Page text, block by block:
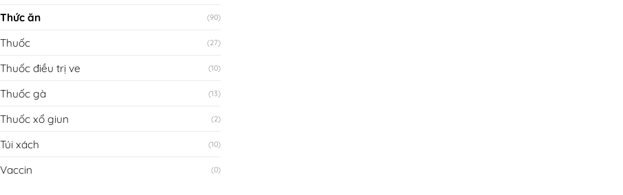
Thức ăn (90)
Thuốc (27)
Thuốc điều trị ve (10)
Thuốc gà (13)
Thuốc xổ giun (2)
Túi xách (10)
Vaccin (0)